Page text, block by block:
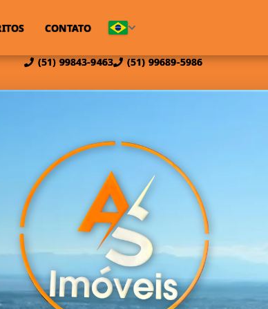
(51) 99843-9463 (51) 99689-5986
CONTATO